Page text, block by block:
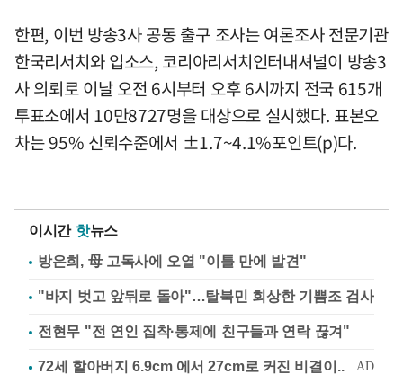
한편, 이번 방송3사 공동 출구 조사는 여론조사 전문기관
한국리서치와 입소스, 코리아리서치인터내셔널이 방송3
사 의뢰로 이날 오전 6시부터 오후 6시까지 전국 615개
투표소에서 10만8727명을 대상으로 실시했다. 표본오
차는 95% 신뢰수준에서 ±1.7~4.1%포인트(p)다.
이시간 핫뉴스
방은희, 母 고독사에 오열 "이틀 만에 발견"
"바지 벗고 앞뒤로 돌아"…탈북민 회상한 기쁨조 검사
전현무 "전 연인 집착·통제에 친구들과 연락 끊겨"